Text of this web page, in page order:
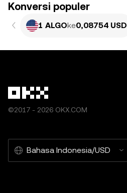
Konversi populer
1 ALGOke0,08754 USD
©2017 - 2026 OKX.COM
Bahasa Indonesia/USD